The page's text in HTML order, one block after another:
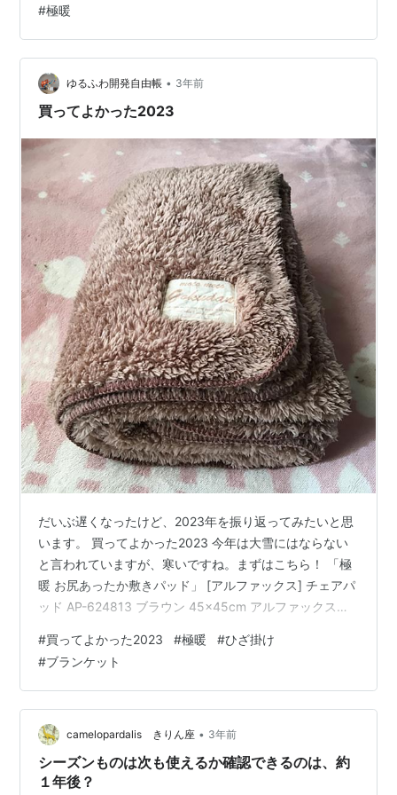
暖かかったりするわけですが、 そんなヒート◯ックです
が、 皆様の交換タイミングとは、いつでしょうか? ワン
シーズン?ツーシーズン? 破れるまで? それぞれかと思い
ますが、 とある知人は、 「1年で効果がなくなる」 とい
う説を(持…
#極暖
ゆるふわ開発自由帳 • 3年前
買ってよかった2023
だいぶ遅くなったけど、2023年を振り返ってみたいと思
います。 買ってよかった2023 今年は大雪にはならない
と言われていますが、寒いですね。まずはこちら！ 「極
暖 お尻あったか敷きパッド」 [アルファックス] チェアパ
ッド AP-624813 ブラウン 45×45cm アルファックス
された商品です。（猫ちゃんに奪われたと言っていまし
た笑）セールで700円弱だったのでお試しで購入。届い
てお尻に敷いてみたら めっちゃあったかい！！ ただのフ
リースだろうと思って期待してなかったけど侮れない。
45×45cmは一般的なクッションのサイズ。ちょっ…
#買ってよかった2023 #極暖 #ひざ掛け
#ブランケット
camelopardalis きりん座 • 3年前
シーズンものは次も使えるか確認できるのは、約
１年後？